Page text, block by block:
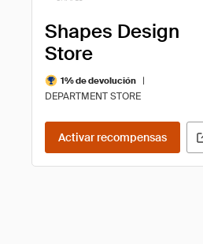
Shapes Design
Store
1% de devolución
|
DEPARTMENT STORE
Activar recompensas